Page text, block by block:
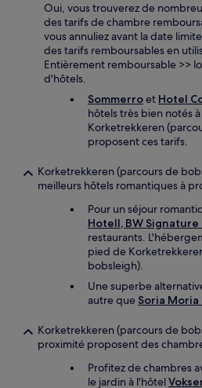
Oui, vous trouverez de
des tarifs de chambre
vous annuliez avant la date
des tarifs remboursables en
Entièrement remboursable >>
d'hôtels.
Sommerroet Hotel
hôtels très bien notés
Korketrekkeren
proposent ces tarifs.
Korketrekkeren (parcours de
meilleurs hôtels romantiques à
Pour un séjour
Hotell, BW
restaurants.
pied de
bobsleigh).
Une superbe
autre que Soria
Korketrekkeren (parcours de
proximité proposent des
Profitez de chambres
le jardin à l'hôtel